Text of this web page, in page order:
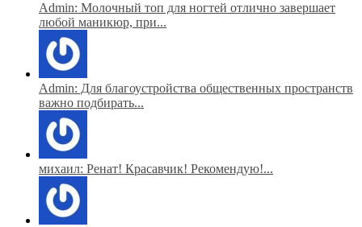
Admin: Молочный топ для ногтей отлично завершает
любой маникюр, при...
Admin: Для благоустройства общественных пространств
важно подбирать...
михаил: Ренат! Красавчик! Рекомендую!...